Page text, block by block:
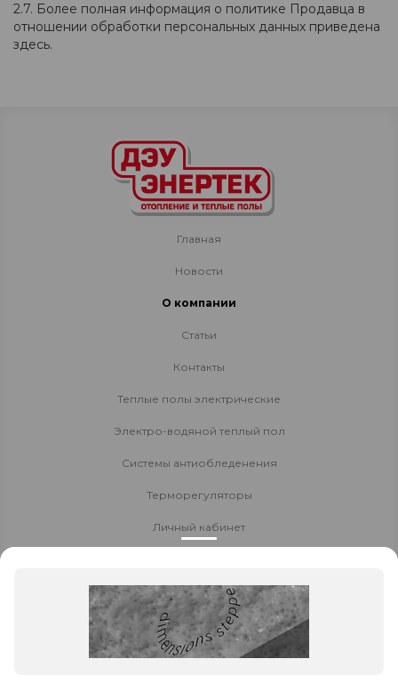
2.7. Более полная информация о политике Продавца в
отношении обработки персональных данных приведена
здесь.
Главная
Новости
О компании
Статьи
Контакты
Теплые полы электрические
Электро-водяной теплый пол
Системы антиобледенения
Терморегуляторы
Личный кабинет
Стать партнёром
Политика конфиденциальности
Контакты